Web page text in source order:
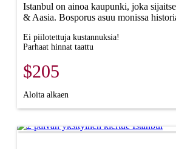
Istanbul on ainoa kaupunki, joka
& Aasia. Bosporus asuu monissa
Ei piilotettuja kustannuksia!
Parhaat hinnat taattu
$205
Aloita alkaen